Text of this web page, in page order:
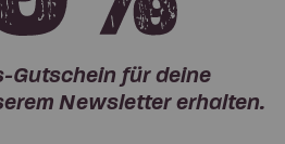
Gutschein für deine
Newsletter erhalten.